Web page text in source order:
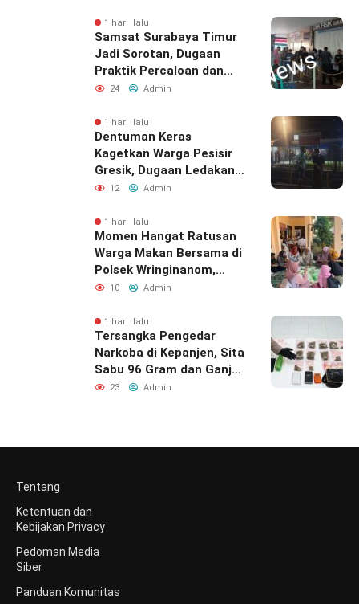
1 hari lalu
Samsat Surabaya Timur
Jadi Sorotan, Dugaan
Praktik Percaloan dan
Pungli Mencuat
24 Admin
1 hari lalu
Dentuman Keras
Kagetkan Warga Pesisir
Gresik, Dugaan Ledakan
Berasal Dari PT Smelting
12 Admin
1 hari lalu
Momen Hangat Ratusan
Warga Makan Bersama di
Polsek Wringinanom,
Pererat Silaturahmi dan
10 Admin
1 hari lalu
Tersangka Pengedar
Narkoba di Kepanjen, Sita
Sabu 96 Gram dan Ganja
131 Gram Diamankan
23 Admin
Tentang
Ketentuan dan
Kebijakan Privacy
Pedoman Media
Siber
Panduan Komunitas